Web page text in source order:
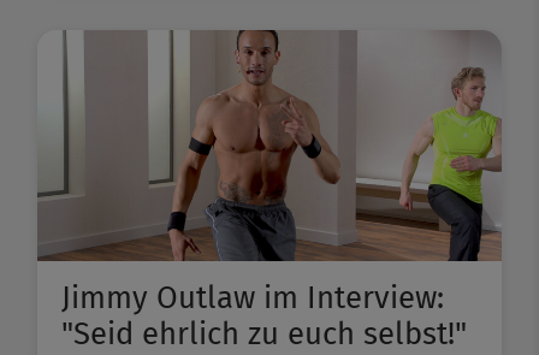
Jimmy Outlaw im Interview:
"Seid ehrlich zu euch selbst!"